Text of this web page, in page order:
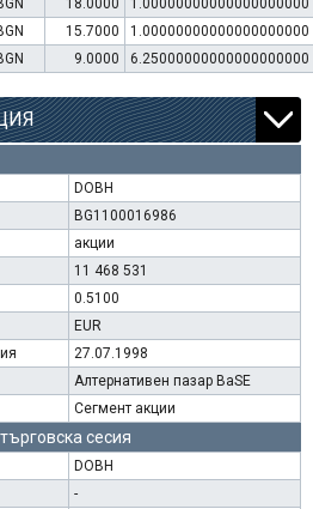
18.0000
1.00000000000000000000
15.7000
1.00000000000000000000
9.0000 6.25000000000000000000
DOBH
BG1100016986
акции
11 468 531
0.5100
EUR
27.07.1998
Алтернативен пазар BaSE
Сегмент акции
сесия
DOBH
-